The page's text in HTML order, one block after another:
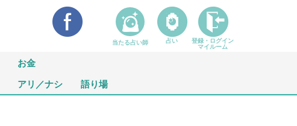
お金
アリ／ナシ 語り場
当たる占い師 占い
登録・ログイン
マイルーム